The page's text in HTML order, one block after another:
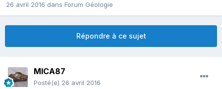
26 avril 2016 dans Forum Géologie
Répondre à ce sujet
MICA87
Posté(e) 26 avril 2016